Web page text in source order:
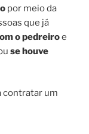
por meio da
que já
o pedreiroe
se houve